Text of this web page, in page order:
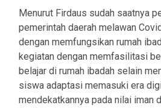
Menurut Firdaus sudah saatnya
pemerintah daerah melawan
dengan memfungsikan rumah
kegiatan dengan memfasilitasi
belajar di rumah ibadah selain
siswa adaptasi memasuki era
mendekatkannya pada nilai iman